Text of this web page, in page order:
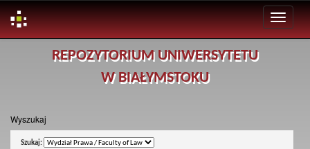
REPOZYTORIUM UNIWERSYTETU
W BIAŁYMSTOKU
Wyszukaj
Szukaj: